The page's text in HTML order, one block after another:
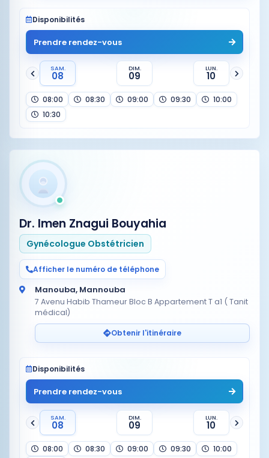
Disponibilités
Prendre rendez-vous
SAM.
08
DIM.
09
LUN.
10
08:00 08:30 09:00 09:30
10:00
10:30
Dr. Imen Znagui Bouyahia
Gynécologue Obstétricien
Afficher le numéro de téléphone
Manouba, Mannouba
7 Avenu Habib Thameur Bloc B Appartement T a1 ( Tanit
médical)
Obtenir l'itinéraire
Disponibilités
Prendre rendez-vous
SAM.
08
DIM.
09
LUN.
10
08:00 08:30 09:00 09:30
10:00